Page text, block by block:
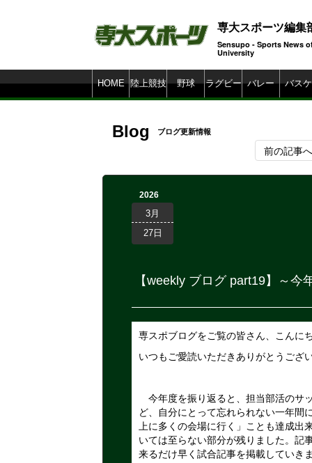
専大スポーツ編集
Sensupo - Sports News
HOME 陸上競技 野球 ラグビー バレー バスケ
Blog ブログ更新情報
前の記事へ
2026
3月
27日
【weekly ブログ part19】～
専スポブログをご覧の皆さん、こんに
いつもご愛読いただきありがとうござ
今年度を振り返ると、担当部活のサ
ど、自分にとって忘れられない一年間
上に多くの会場に行く」ことも達成
いては至らない部分が残りました。記
来るだけ早く試合記事を掲載していきま